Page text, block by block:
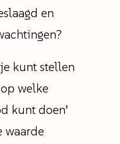
en
kunt stellen
welke
kunt doen’
waarde